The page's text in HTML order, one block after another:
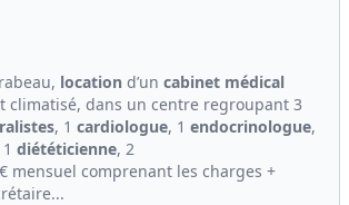
location d’un cabinet médical
climatisé, dans un centre regroupant 3
, 1 cardiologue, 1 endocrinologue,
diététicienne, 2
mensuel comprenant les charges +